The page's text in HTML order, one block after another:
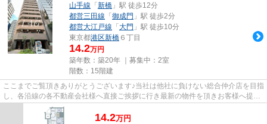
山手線 「 新橋 」駅 徒歩12分
都営三田線 「 御成門 」駅 徒歩2分
都営大江戸線 「 大門 」駅 徒歩10分
東京都港区新橋 ６丁目
14.2万円
築年数：築20年 ｜募集中： 2室
階数：15階建
ここまでご覧頂きありがとうございます♪当社は他社に負けない総合仲介店を目指
し、各沿線の各不動産会社様へ直接ご挨拶に行き最新の物件を頂きお客様へ提供
しております！最新の情報は...
14.2万円